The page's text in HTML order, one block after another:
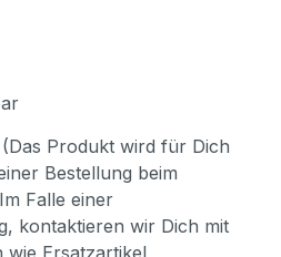
Produkt wird für Dich
Bestellung beim
Falle einer
kontaktieren wir Dich mit
wie Ersatzartikel,